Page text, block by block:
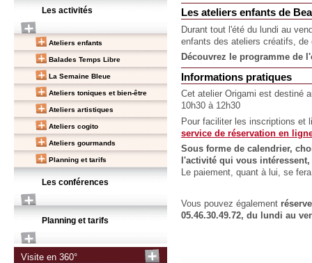
Les activités
Ateliers enfants
Balades Temps Libre
La Semaine Bleue
Ateliers toniques et bien-être
Ateliers artistiques
Ateliers cogito
Ateliers gourmands
Planning et tarifs
Les conférences
Planning et tarifs
Visite en 360°
Les ateliers enfants de
Durant tout l'été du lundi au
enfants des ateliers créatifs,
Découvrez le programme de
Informations pratiques
Cet atelier Origami est destiné
10h30 à 12h30
Pour faciliter les inscriptions et
service de réservation en
Sous forme de calendrier,
l'activité qui vous
Le paiement, quant à lui, se
Vous pouvez également
05.46.30.49.72, du lundi au